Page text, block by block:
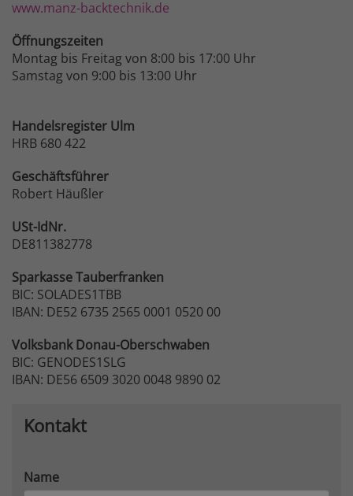
www.manz-backtechnik.de
Öffnungszeiten
Montag bis Freitag von 8:00 bis 17:00 Uhr
Samstag von 9:00 bis 13:00 Uhr
Handelsregister Ulm
HRB 680 422
Geschäftsführer
Robert Häußler
USt-IdNr.
DE811382778
SparkasseTauberfranken
BIC: SOLADES1TBB
IBAN: DE52 6735 2565 0001 0520 00
VolksbankDonau-Oberschwaben
BIC: GENODES1SLG
IBAN: DE56 6509 3020 0048 9890 02
Kontakt
Name